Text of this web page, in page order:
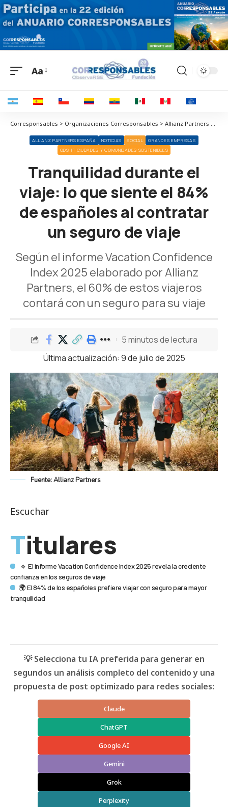
Aa
Corresponsables > Organizaciones Corresponsables > Allianz Partners España > Tranquilidad durante el viaje: lo que siente el 84% de españoles al contratar un seguro de viaje
ALLIANZ PARTNERS ESPAÑA NOTICIAS SOCIAL
GRANDES EMPRESAS
ODS 11 CIUDADES Y COMUNIDADES SOSTENIBLES
Tranquilidad durante el
viaje: lo que siente el 84%
de españoles al contratar
un seguro de viaje
Según el informe Vacation Confidence
Index 2025 elaborado por Allianz
Partners, el 60% de estos viajeros
contará con un seguro para su viaje
Última actualización: 9 de julio de 2025
5 minutos de lectura
Fuente: Allianz Partners
Escuchar
Titulares
🔹 El informe Vacation Confidence Index 2025 revela la creciente
confianza en los seguros de viaje
🌍 El 84% de los españoles prefiere viajar con seguro para mayor
tranquilidad
💡 Selecciona tu IA preferida para generar en
segundos un análisis completo del contenido y una
propuesta de post optimizado para redes sociales:
Claude
ChatGPT
Google AI
Gemini
Grok
Perplexity